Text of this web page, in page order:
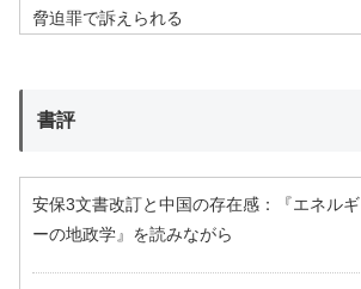
脅迫罪で訴えられる
書評
安保3文書改訂と中国の存在感：『エネルギ
ーの地政学』を読みながら